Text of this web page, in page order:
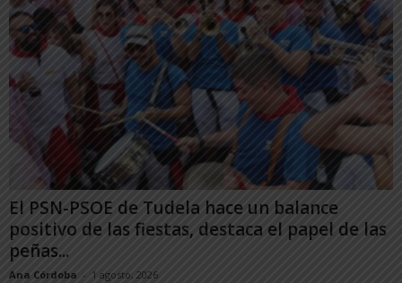
El PSN-PSOE de Tudela hace un balance
positivo de las fiestas, destaca el papel de las
peñas...
Ana Córdoba - 1 agosto, 2026